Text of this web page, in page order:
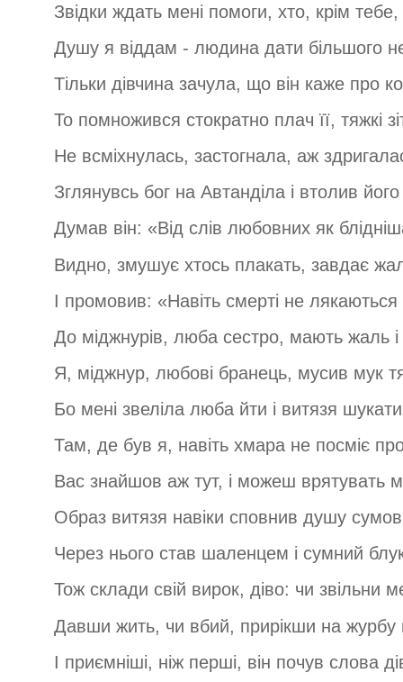
Звідки ждать мені помоги, хто, крім
Душу я віддам - людина дати більшого
Тільки дівчина зачула, що він каже про
То помножився стократно плач її, тяжкі
Не всміхнулась, застогнала, аж
Зглянувсь бог на Автанділа і втолив
Думав він: «Від слів любовних як
Видно, змушує хтось плакать, завдає
І промовив: «Навіть смерті не лякаються
До міджнурів, люба сестро, мають жаль і
Я, міджнур, любові бранець, мусив мук
Бо мені звеліла люба йти і витязя
Там, де був я, навіть хмара не посміє
Вас знайшов аж тут, і можеш врятувать
Образ витязя навіки сповнив душу
Через нього став шаленцем і сумний
Тож склади свій вирок, діво: чи звільни
Давши жить, чи вбий, прирікши на журбу
І приємніші, ніж перші, він почув слова